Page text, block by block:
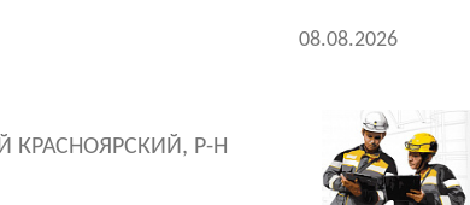
КРАСНОЯРСКИЙ, Р-Н
08.08.2026